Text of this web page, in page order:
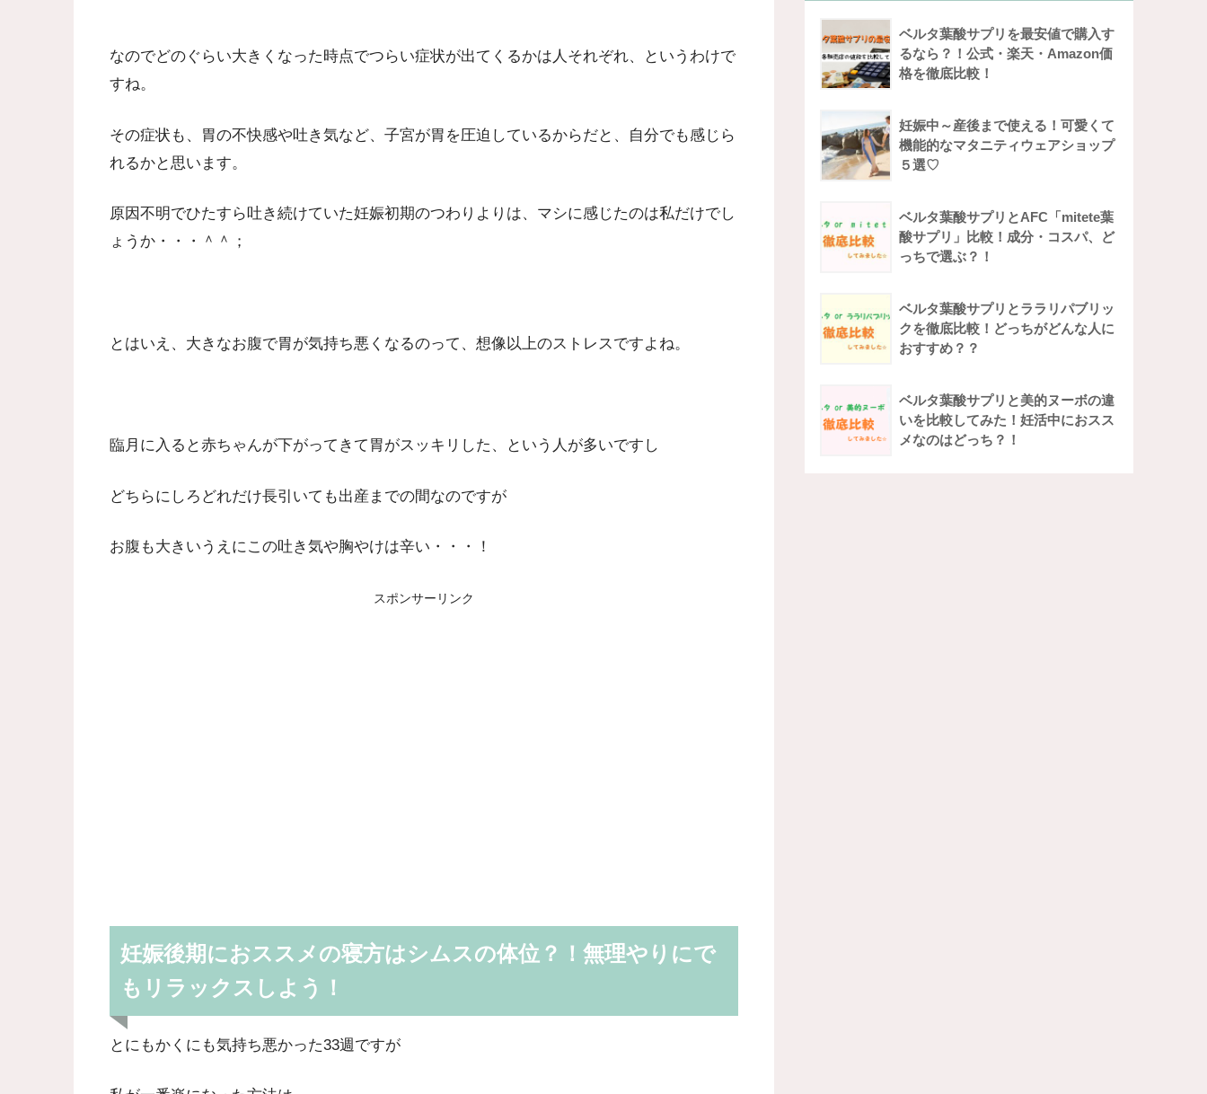
なのでどのぐらい大きくなった時点でつらい症状が出てくるかは人それぞれ、というわけで
すね。
その症状も、胃の不快感や吐き気など、子宮が胃を圧迫しているからだと、自分でも感じら
れるかと思います。
原因不明でひたすら吐き続けていた妊娠初期のつわりよりは、マシに感じたのは私だけでし
ょうか・・・＾＾；
とはいえ、大きなお腹で胃が気持ち悪くなるのって、想像以上のストレスですよね。
臨月に入ると赤ちゃんが下がってきて胃がスッキリした、という人が多いですし
どちらにしろどれだけ長引いても出産までの間なのですが
お腹も大きいうえにこの吐き気や胸やけは辛い・・・！
スポンサーリンク
妊娠後期におススメの寝方はシムスの体位？！無理やりにで
もリラックスしよう！
とにもかくにも気持ち悪かった33週ですが
ベルタ葉酸サプリを最安値で購入す
るなら？！公式・楽天・Amazon価
格を徹底比較！
妊娠中～産後まで使える！可愛くて
機能的なマタニティウェアショップ
５選♡
ベルタ葉酸サプリとAFC「mitete葉
酸サプリ」比較！成分・コスパ、ど
っちで選ぶ？！
ベルタ葉酸サプリとララリパブリッ
クを徹底比較！どっちがどんな人に
おすすめ？？
ベルタ葉酸サプリと美的ヌーボの違
いを比較してみた！妊活中におスス
メなのはどっち？！